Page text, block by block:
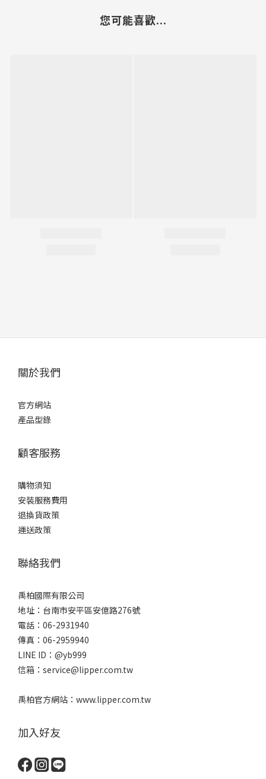
您可能喜歡...
關於我們
官方網站
產品型錄
顧客服務
購物須知
安裝服務費用
退換貨政策
運送政策
聯絡我們
禹柏國際有限公司
地址：台南市安平區安億路276號
電話：06-2931940
傳真：06-2959940
LINE ID：@yb999
信箱：service@lipper.com.tw
禹柏官方網站：www.lipper.com.tw
加入好友